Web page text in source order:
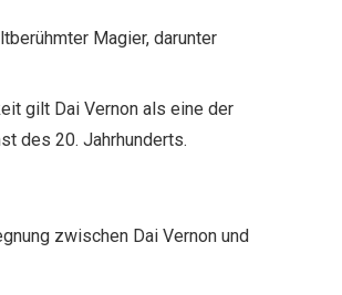
Magier, darunter
gilt Dai Vernon als eine der
des 20. Jahrhunderts.
zwischen Dai Vernon und